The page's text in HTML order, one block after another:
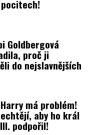
Goldbergová
proč ji
do nejslavnějších
má problém!
aby ho král
podpořil!